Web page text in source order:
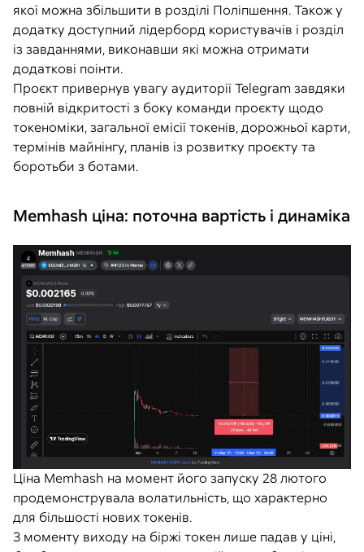
якої можна збільшити в розділі Поліпшення. Також у
додатку доступний лідерборд користувачів і розділ
із завданнями, виконавши які можна отримати
додаткові поінти.
Проєкт привернув увагу аудиторії Telegram завдяки
повній відкритості з боку команди проєкту щодо
токеноміки, загальної емісії токенів, дорожньої карти,
термінів майнінгу, планів із розвитку проєкту та
боротьби з ботами.
Memhash ціна: поточна вартість і динаміка
Ціна Memhash на момент його запуску 28 лютого
продемонструвала волатильність, що характерно
для більшості нових токенів.
З моменту виходу на біржі токен лише падав у ціні,